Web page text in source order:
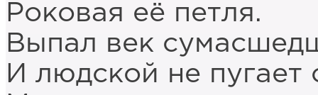
Роковая её петля.
Выпал век
И людской не пугает